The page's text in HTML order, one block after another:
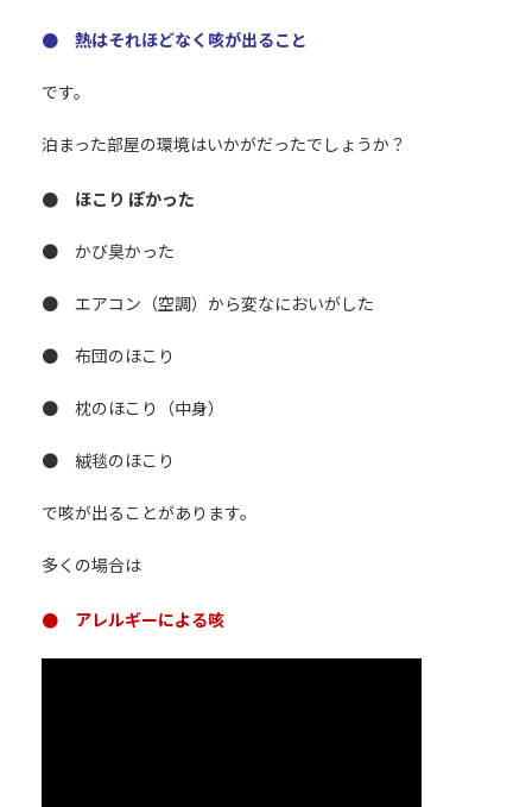
● 熱はそれほどなく咳が出ること
です。
泊まった部屋の環境はいかがだったでしょうか？
● ほこり ぽかった
● かび臭かった
● エアコン（空調）から変なにおいがした
● 布団のほこり
● 枕のほこり（中身）
● 絨毯のほこり
で咳が出ることがあります。
多くの場合は
● アレルギーによる咳